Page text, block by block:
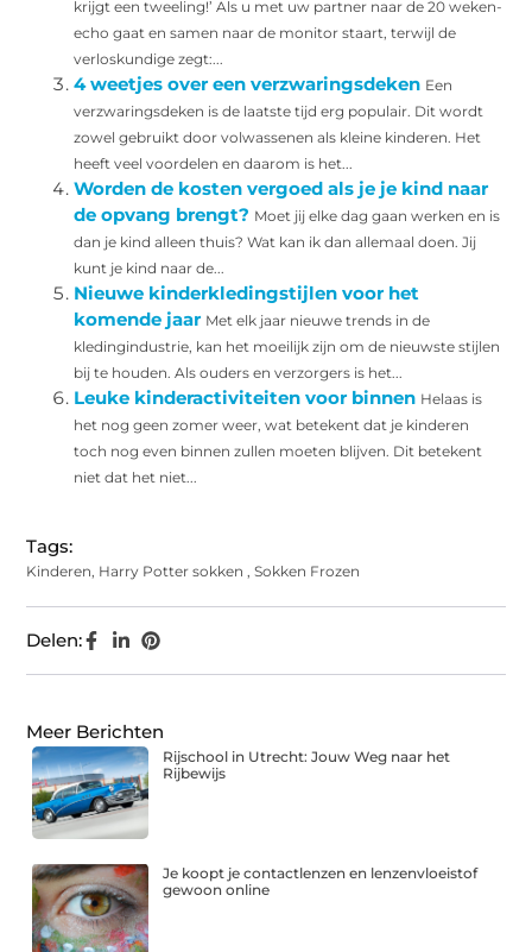
krijgt een tweeling!’ Als u met uw partner naar de 20 weken-
echo gaat en samen naar de monitor staart, terwijl de
verloskundige zegt:...
4 weetjes over een verzwaringsdeken Een
verzwaringsdeken is de laatste tijd erg populair. Dit wordt
zowel gebruikt door volwassenen als kleine kinderen. Het
heeft veel voordelen en daarom is het...
Worden de kosten vergoed als je je kind naar
de opvang brengt? Moet jij elke dag gaan werken en is
dan je kind alleen thuis? Wat kan ik dan allemaal doen. Jij
kunt je kind naar de...
Nieuwe kinderkledingstijlen voor het
komende jaar Met elk jaar nieuwe trends in de
kledingindustrie, kan het moeilijk zijn om de nieuwste stijlen
bij te houden. Als ouders en verzorgers is het...
Leuke kinderactiviteiten voor binnen Helaas is
het nog geen zomer weer, wat betekent dat je kinderen
toch nog even binnen zullen moeten blijven. Dit betekent
niet dat het niet...
Tags:
Kinderen, Harry Potter sokken ,Sokken Frozen
Delen:
Meer Berichten
Rijschool in Utrecht: Jouw Weg naar het
Rijbewijs
Je koopt je contactlenzen en lenzenvloeistof
gewoon online